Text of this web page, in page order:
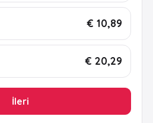
€ 10,89
€ 20,29
İleri